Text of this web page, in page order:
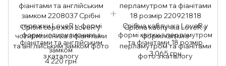
Срібні сережки LoveR у
формі чотирилисника з
фіанітами та англійським
замком
4 220 грн
Срібна каблучка LoveR у
формі квітки з перламутром
та фіанітами 18 розмір
3 065 грн